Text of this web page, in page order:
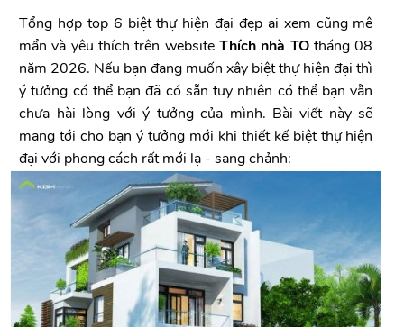
Tổng hợp top 6 biệt thự hiện đại đẹp ai xem cũng mê
mẩn và yêu thích trên websiteThích nhà TOtháng 08
năm 2026. Nếu bạn đang muốn xây biệt thự hiện đại thì
ý tưởng có thể bạn đã có sẵn tuy nhiên có thể bạn vẫn
chưa hài lòng với ý tưởng của mình. Bài viết này sẽ
mang tới cho bạn ý tưởng mới khi thiết kế biệt thự hiện
đại với phong cách rất mới lạ - sang chảnh: